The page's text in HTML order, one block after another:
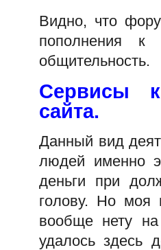
Видно, что
пополнения к
общительность.
Сервисы
сайта.
Данный вид
людей именно
деньги при
голову. Но моя
вообще нету
удалось здесь